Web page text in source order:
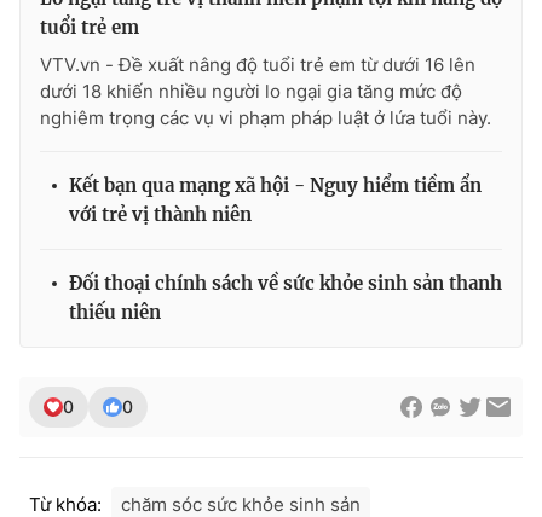
THỜI BÁO VTV
Theo dõi báo trên
Cơ quan chủ quản:
cấp ngày 29/12/2023
tuổi trẻ em
VTV.vn - Đề xuất nâng độ tuổi trẻ em từ dưới 16 lên
dưới 18 khiến nhiều người lo ngại gia tăng mức độ
nghiêm trọng các vụ vi phạm pháp luật ở lứa tuổi này.
Kết bạn qua mạng xã hội - Nguy hiểm tiềm ẩn
với trẻ vị thành niên
Đối thoại chính sách về sức khỏe sinh sản thanh
thiếu niên
0 0
Từ khóa:
chăm sóc sức khỏe sinh sản